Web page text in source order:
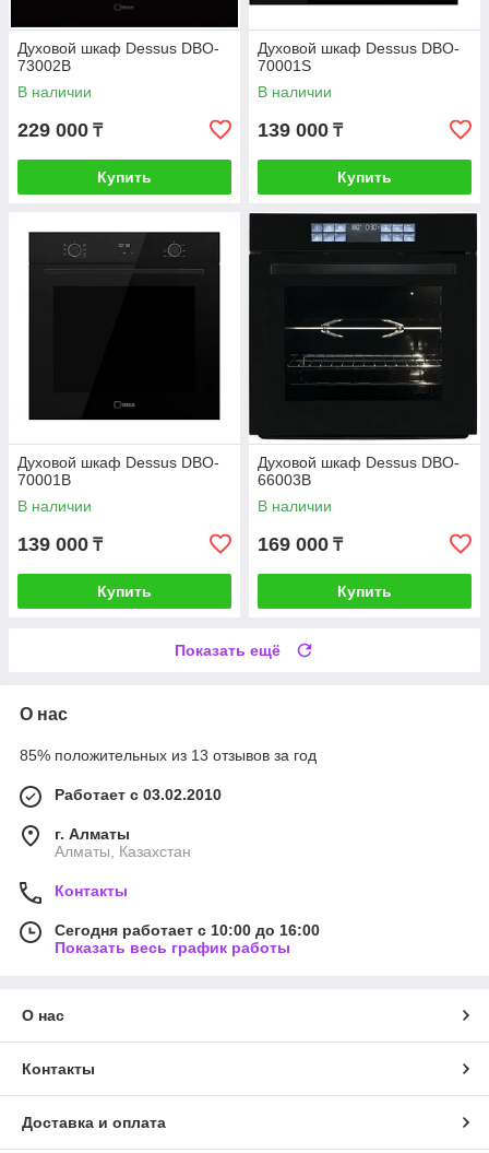
Духовой шкаф Dessus DBO-
73002B
В наличии
229 000 ₸
Купить
Духовой шкаф Dessus DBO-
70001S
В наличии
139 000 ₸
Купить
Духовой шкаф Dessus DBO-
70001B
В наличии
139 000 ₸
Купить
Духовой шкаф Dessus DBO-
66003B
В наличии
169 000 ₸
Купить
Показать ещё
О нас
85% положительных из 13 отзывов за год
Работает с 03.02.2010
г. Алматы
Алматы, Казахстан
Контакты
Сегодня работает с 10:00 до 16:00
Показать весь график работы
О нас
Контакты
Доставка и оплата